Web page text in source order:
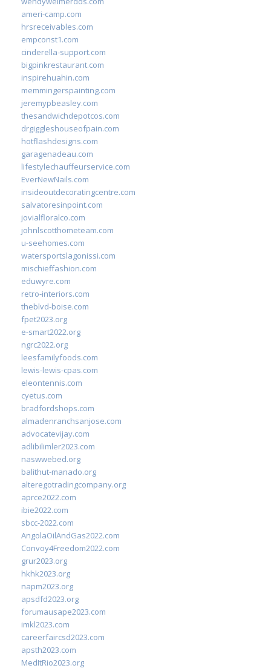
ameri-camp.com
hrsreceivables.com
empconst1.com
cinderella-support.com
bigpinkrestaurant.com
inspirehuahin.com
memmingerspainting.com
jeremypbeasley.com
thesandwichdepotcos.com
drgiggleshouseofpain.com
hotflashdesigns.com
garagenadeau.com
lifestylechauffeurservice.com
EverNewNails.com
insideoutdecoratingcentre.com
salvatoresinpoint.com
jovialfloralco.com
johnlscotthometeam.com
u-seehomes.com
watersportslagonissi.com
mischieffashion.com
eduwyre.com
retro-interiors.com
theblvd-boise.com
fpet2023.org
e-smart2022.org
ngrc2022.org
leesfamilyfoods.com
lewis-lewis-cpas.com
eleontennis.com
cyetus.com
bradfordshops.com
almadenranchsanjose.com
advocatevijay.com
adlibilimler2023.com
naswwebed.org
balithut-manado.org
alteregotradingcompany.org
aprce2022.com
ibie2022.com
sbcc-2022.com
AngolaOilAndGas2022.com
Convoy4Freedom2022.com
grur2023.org
hkhk2023.org
napm2023.org
apsdfd2023.org
forumausape2023.com
imkl2023.com
careerfaircsd2023.com
apsth2023.com
MedItRio2023.org